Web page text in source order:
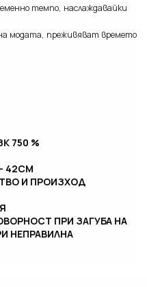
темпо, наслаждавайки
модата, преживяват времето
750 %
42СМ
И ПРОИЗХОД
ПРИ ЗАГУБА НА
НЕПРАВИЛНА